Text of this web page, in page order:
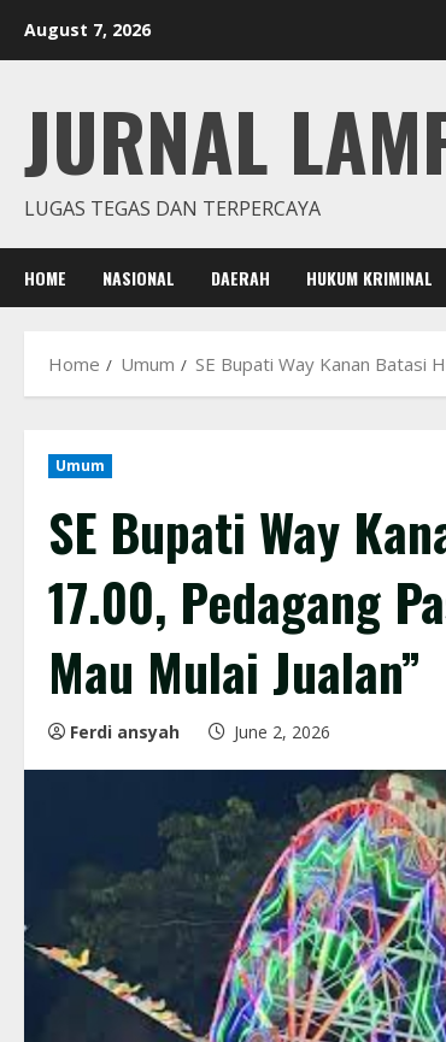
August 7, 2026
JURNAL
LUGAS TEGAS DAN TERPERCAYA
HOME NASIONAL DAERAH HUKUM KRIMINAL
Home Umum SE Bupati Way Kanan Batasi
Umum
SE Bupati Way
17.00, Pedagang
Mau Mulai Jualan”
Ferdi ansyah June 2, 2026